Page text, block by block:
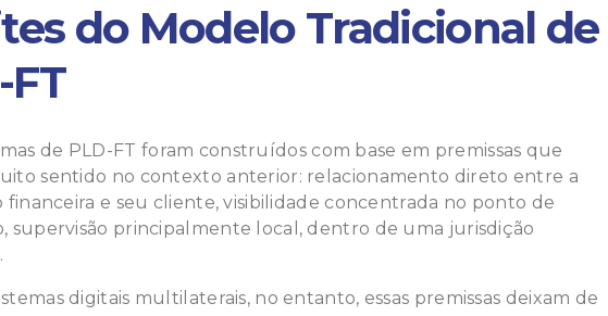
do Modelo Tradicional de
FT
de PLD-FT foram construídos com base em premissas que
sentido no contexto anterior: relacionamento direto entre a
financeira e seu cliente, visibilidade concentrada no ponto de
supervisão principalmente local, dentro de uma jurisdição
digitais multilaterais, no entanto, essas premissas deixam de